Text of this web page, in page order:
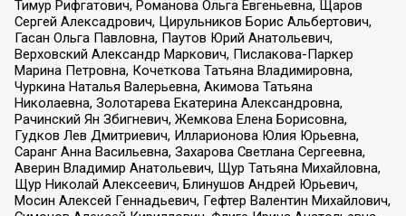
Тимур Рифгатович, Романова Ольга Евгеньевна, Щаров
Сергей Алексадрович, Цирульников Борис Альбертович,
Гасан Ольга Павловна, Паутов Юрий Анатольевич,
Верховский Александр Маркович, Пислакова-Паркер
Марина Петровна, Кочеткова Татьяна Владимировна,
Чуркина Наталья Валерьевна, Акимова Татьяна
Николаевна, Золотарева Екатерина Александровна,
Рачинский Ян Збигневич, Жемкова Елена Борисовна,
Гудков Лев Дмитриевич, Илларионова Юлия Юрьевна,
Саранг Анна Васильевна, Захарова Светлана Сергеевна,
Аверин Владимир Анатольевич, Щур Татьяна Михайловна,
Щур Николай Алексеевич, Блинушов Андрей Юрьевич,
Мосин Алексей Геннадьевич, Гефтер Валентин Михайлович,